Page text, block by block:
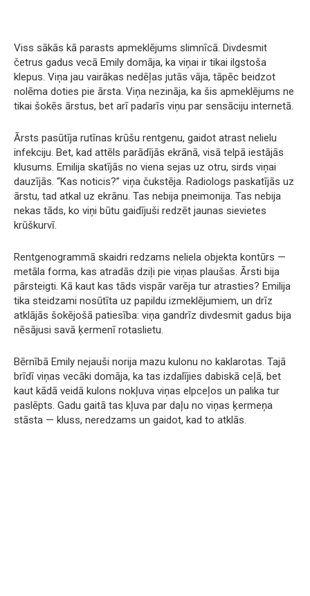
Viss sākās kā parasts apmeklējums slimnīcā. Divdesmit
četrus gadus vecā Emily domāja, ka viņai ir tikai ilgstoša
klepus. Viņa jau vairākas nedēļas jutās vāja, tāpēc beidzot
nolēma doties pie ārsta. Viņa nezināja, ka šis apmeklējums ne
tikai šokēs ārstus, bet arī padarīs viņu par sensāciju internetā.
Ārsts pasūtīja rutīnas krūšu rentgenu, gaidot atrast nelielu
infekciju. Bet, kad attēls parādījās ekrānā, visā telpā iestājās
klusums. Emilija skatījās no viena sejas uz otru, sirds viņai
dauzījās. “Kas noticis?” viņa čukstēja. Radiologs paskatījās uz
ārstu, tad atkal uz ekrānu. Tas nebija pneimonija. Tas nebija
nekas tāds, ko viņi būtu gaidījuši redzēt jaunas sievietes
krūškurvī.
Rentgenogrammā skaidri redzams neliela objekta kontūrs —
metāla forma, kas atradās dziļi pie viņas plaušas. Ārsti bija
pārsteigti. Kā kaut kas tāds vispār varēja tur atrasties? Emilija
tika steidzami nosūtīta uz papildu izmeklējumiem, un drīz
atklājās šokējošā patiesība: viņa gandrīz divdesmit gadus bija
nēsājusi savā ķermenī rotaslietu.
Bērnībā Emily nejauši norija mazu kulonu no kaklarotas. Tajā
brīdī viņas vecāki domāja, ka tas izdalījies dabiskā ceļā, bet
kaut kādā veidā kulons nokļuva viņas elpceļos un palika tur
paslēpts. Gadu gaitā tas kļuva par daļu no viņas ķermeņa
stāsta — kluss, neredzams un gaidot, kad to atklās.